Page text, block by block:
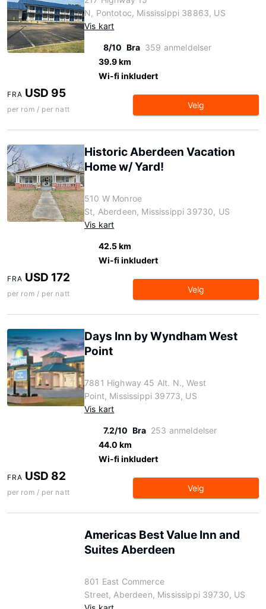
N, Pontotoc, Mississippi 38863, US
Vis kart
8/10 Bra 359 anmeldelser
39.9 km
Wi-fi inkludert
FRA USD 95
per rom / per natt Velg
Historic Aberdeen Vacation
Home w/ Yard!
510 W Monroe
St, Aberdeen, Mississippi 39730, US
Vis kart
42.5 km
Wi-fi inkludert
FRA USD 172
per rom / per natt Velg
Days Inn by Wyndham West
Point
7881 Highway 45 Alt. N., West
Point, Mississippi 39773, US
Vis kart
7.2/10 Bra 253 anmeldelser
44.0 km
Wi-fi inkludert
FRA USD 82
per rom / per natt Velg
Americas Best Value Inn and
Suites Aberdeen
801 East Commerce
Street, Aberdeen, Mississippi 39730, US